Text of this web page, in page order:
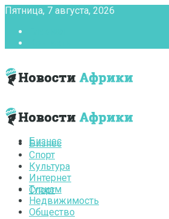
Пятница, 7 августа, 2026
Бизнес
Спорт
Бизнес
Спорт
Культура
Интернет
Туризм
Недвижимость
Общество